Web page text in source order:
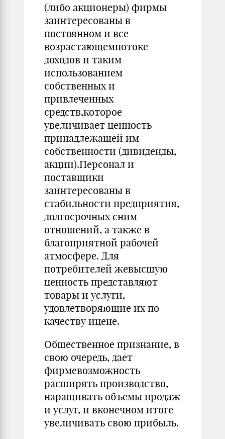
(либо акционеры) фирмы
заинтересованы в
постоянном и все
возрастающемпотоке
доходов и таким
использованием
собственных и
привлеченных
средств,которое
увеличивает ценность
принадлежащей им
собственности (дивиденды,
акции).Персонал и
поставщики
заинтересованы в
стабильности предприятия,
долгосрочных сним
отношений, а также в
благоприятной рабочей
атмосфере. Для
потребителей жевысшую
ценность представляют
товары и услуги,
удовлетворяющие их по
качеству ицене.
Общественное признание, в
свою очередь, дает
фирмевозможность
расширять производство,
наращивать объемы продаж
и услуг, и вконечном итоге
увеличивать свою прибыль.